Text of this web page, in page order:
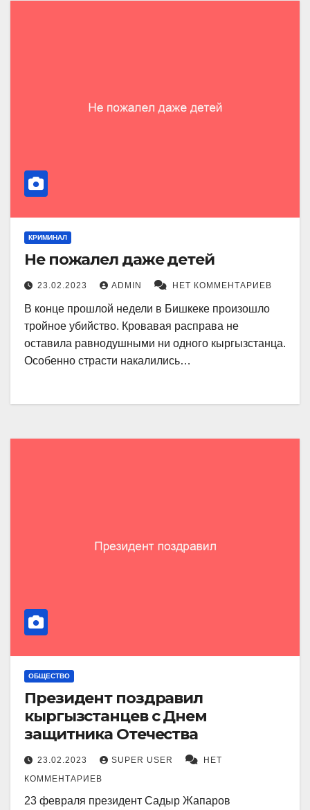
КРИМИНАЛ
Не пожалел даже детей
23.02.2023 ADMIN НЕТ КОММЕНТАРИЕВ
В конце прошлой недели в Бишкеке произошло
тройное убийство. Кровавая расправа не
оставила равнодушными ни одного кыргызстанца.
Особенно страсти накалились…
ОБЩЕСТВО
Президент поздравил
кыргызстанцев с Днем
защитника Отечества
23.02.2023 SUPER USER
НЕТ
КОММЕНТАРИЕВ
23 февраля президент Садыр Жапаров